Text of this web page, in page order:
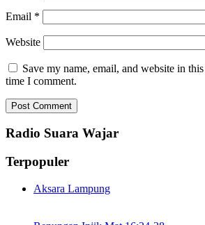
Email *
Website
Save my name, email, and website in
time I comment.
Radio Suara Wajar
Terpopuler
Aksara Lampung